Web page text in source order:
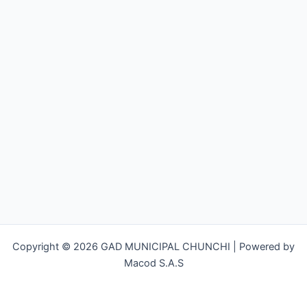
Copyright © 2026 GAD MUNICIPAL CHUNCHI | Powered by
Macod S.A.S